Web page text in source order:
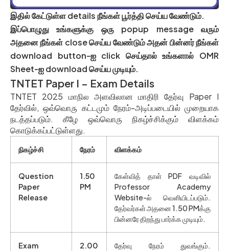
இதில் கேட்டுள்ள details நீங்கள் பூர்த்தி செய்ய வேண்டும்.
இப்பொழுது உங்களுக்கு ஒரு popup message வரும்
அதனை நீங்கள் close செய்ய வேண்டும் அதன் பின்னர் நீங்கள்
download button-ஐ click செய்தால் உங்களால் OMR
Sheet-ஐ download செய்ய முடியும்.
TNTET Paper I – Exam Details
TNTET 2025 மாநில அளவிலான மாதிரி தேர்வு Paper I
தேர்வில், ஒவ்வொரு கட்டமும் நேரம்-அடிப்படையில் முறையாக
நடத்தப்படும். கீழே ஒவ்வொரு நிகழ்ச்சிக்கும் விளக்கம்
கொடுக்கப்பட்டுள்ளது.
நிகழ்ச்சி நேரம் விளக்கம்
Question
Paper
Release
1.50
PM
கேள்வித் தாள் PDF வடிவில்
Professor Academy
Website-ல் வெளியிடப்படும்.
தேர்வர்கள் அதனை 1.50 PMக்கு
பின்னரே திறந்து பார்க்க முடியும்.
Exam 2.00 தேர்வு நேரம் துவங்கும்.